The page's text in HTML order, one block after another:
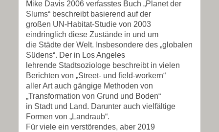
Mike Davis 2006 verfasstes Buch „Planet der
Slums“ beschreibt basierend auf der
großen UN-Habitat-Studie von 2003
eindringlich diese Zustände in und um
die Städte der Welt. Insbesondere des „globalen
Südens“. Der in Los Angeles
lehrende Stadtsoziologe beschreibt in vielen
Berichten von „Street- und field-workern“
aller Art auch gängige Methoden von
„Transformation von Grund und Boden“
in Stadt und Land. Darunter auch vielfältige
Formen von „Landraub“.
Für viele ein verstörendes, aber 2019